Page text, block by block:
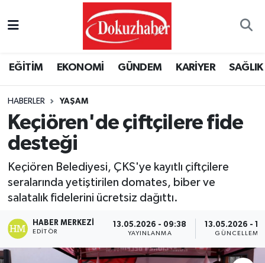
EĞİTİM EKONOMİ GÜNDEM KARİYER SAĞLIK
HABERLER YAŞAM
Keçiören'de çiftçilere fide
desteği
Keçiören Belediyesi, ÇKS'ye kayıtlı çiftçilere
seralarında yetiştirilen domates, biber ve
salatalık fidelerini ücretsiz dağıttı.
HABER MERKEZI
EDITÖR
13.05.2026 - 09:38
YAYINLANMA
13.05.2026 -
GÜNCELLEME
Puan Durumu ve Fikstür
Tüm Manşetler
Son Dakika Haberleri
Haber Arşivi